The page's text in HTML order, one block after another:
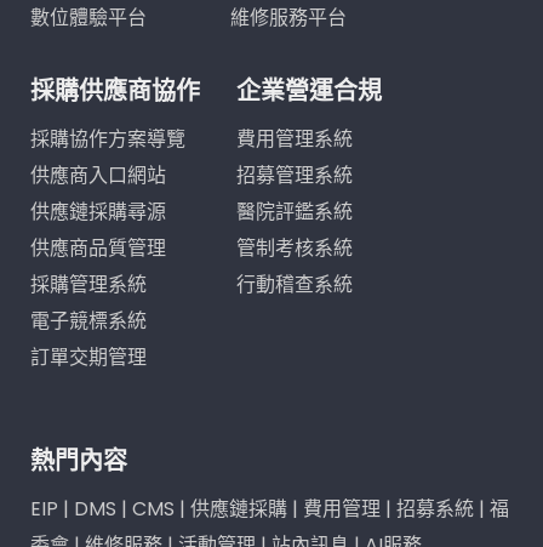
數位體驗平台
維修服務平台
採購供應商協作
採購協作方案導覽
供應商入口網站
供應鏈採購尋源
供應商品質管理
採購管理系統
電子競標系統
訂單交期管理
企業營運合規
費用管理系統
招募管理系統
醫院評鑑系統
管制考核系統
行動稽查系統
熱門內容
EIP | DMS | CMS | 供應鏈採購| 費用管理 | 招募系統| 福